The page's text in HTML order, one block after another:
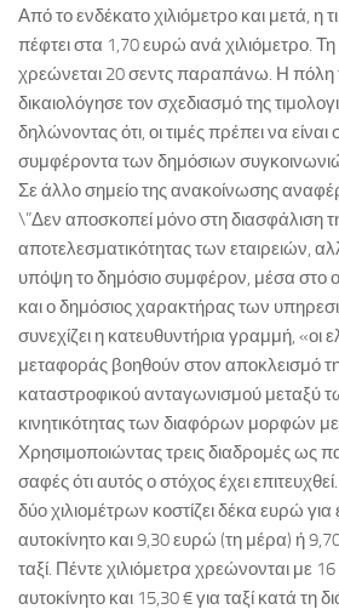
Από το ενδέκατο χιλιόμετρο και μετά, η
πέφτει στα 1,70 ευρώ ανά χιλιόμετρο.
χρεώνεται 20 σεντς παραπάνω. Η πόλη
δικαιολόγησε τον σχεδιασμό της
δηλώνοντας ότι, οι τιμές πρέπει να
συμφέροντα των δημόσιων
Σε άλλο σημείο της ανακοίνωσης
\”Δεν αποσκοπεί μόνο στη διασφάλιση
αποτελεσματικότητας των εταιρειών,
υπόψη το δημόσιο συμφέρον, μέσα στο
και ο δημόσιος χαρακτήρας των
συνεχίζει η κατευθυντήρια γραμμή, «οι
μεταφοράς βοηθούν στον αποκλεισμό
καταστροφικού ανταγωνισμού μεταξύ
κινητικότητας των διαφόρων μορφών
Χρησιμοποιώντας τρεις διαδρομές ως
σαφές ότι αυτός ο στόχος έχει
δύο χιλιομέτρων κοστίζει δέκα ευρώ για
αυτοκίνητο και 9,30 ευρώ (τη μέρα) ή
ταξί. Πέντε χιλιόμετρα χρεώνονται με 16
αυτοκίνητο και 15,30 € για ταξί κατά τη